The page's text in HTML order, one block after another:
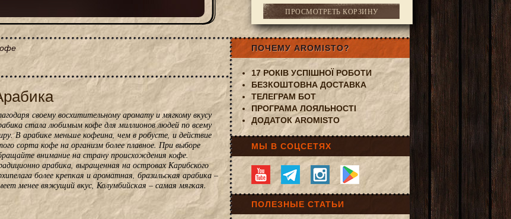
ПРОСМОТРЕТЬ КОРЗИНУ
своему восхитительному аромату и мягкому вкусу
стала любимым кофе для миллионов людей по всему
В арабике меньше кофеина, чем в робусте, и действие
сорта кофе на организм более плавное. При выборе
внимание на страну происхождения кофе.
арабика, выращенная на островах Карибского
более крепкая и ароматная, бразильская арабика –
менее вяжущий вкус, Колумбийская – самая мягкая.
ПОЧЕМУ AROMISTO?
17 РОКІВ УСПІШНОЇ РОБОТИ
БЕЗКОШТОВНА ДОСТАВКА
ТЕЛЕГРАМ БОТ
ПРОГРАМА ЛОЯЛЬНОСТІ
ДОДАТОК AROMISTO
МЫ В СОЦСЕТЯХ
ПОЛЕЗНЫЕ СТАТЬИ